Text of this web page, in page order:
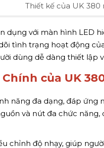
Thiết kế của UK 380
dụng với màn hình LED
tình trạng hoạt động
dùng dễ dàng thiết lập
của UK
năng đa dạng, đáp
và nút đa chức
chỉnh độ nhạy, giúp